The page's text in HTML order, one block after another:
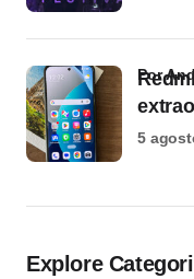
por
5
Explore